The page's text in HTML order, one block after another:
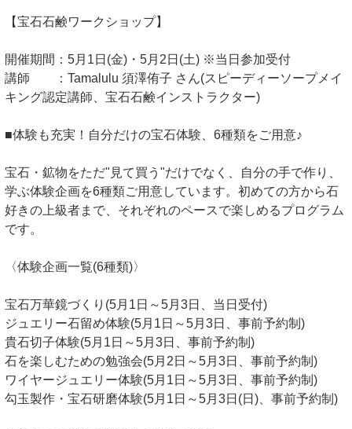
【宝石石鹸ワークショップ】
開催期間：5月1日(金)・5月2日(土) ※当日参加受付
講師 ：Tamalulu 須澤侑子 さん(スピーディーソープメイ
キング認定講師、宝石石鹸インストラクター)
■体験も充実！自分だけの宝石体験、6種類をご用意♪
宝石・鉱物をただ"見て買う"だけでなく、自分の手で作り、
学ぶ体験企画を6種類ご用意しています。初めての方から石
好きの上級者まで、それぞれのペースで楽しめるプログラム
です。
〈体験企画一覧(6種類)〉
宝石万華鏡づくり(5月1日～5月3日、当日受付)
ジュエリー石留め体験(5月1日～5月3日、事前予約制)
貴石切子体験(5月1日～5月3日、事前予約制)
石を楽しむための勉強会(5月2日～5月3日、事前予約制)
ワイヤージュエリー体験(5月1日～5月3日、事前予約制)
勾玉製作・宝石研磨体験(5月1日～5月3日(日)、事前予約制)